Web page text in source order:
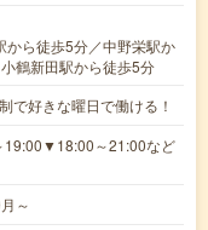
から徒歩5分／中野栄駅か
鶴新田駅から徒歩5分
で好きな曜日で働ける！
～21:00など
～